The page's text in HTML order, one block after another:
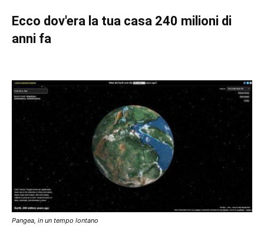
Ecco dov'era la tua casa 240 milioni di
anni fa
Pangea, in un tempo lontano